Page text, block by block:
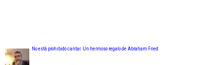
No está prohibido cantar. Un hermoso regalo de Abraham Fried